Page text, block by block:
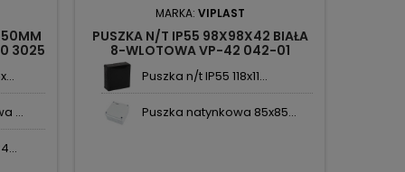
3025
...
MARKA: VIPLAST
PUSZKA N/T IP55 98X98X42 BIAŁA
8-WLOTOWA VP-42 042-01
VIPLAST
Puszka n/t IP55 118x11...
Puszka natynkowa 85x85...